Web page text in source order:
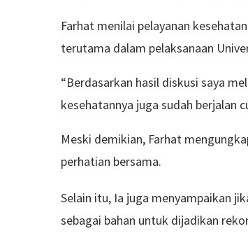
Farhat menilai pelayanan
terutama dalam pelaksanaan
“Berdasarkan hasil diskusi saya
kesehatannya juga sudah berjalan
Meski demikian, Farhat
perhatian bersama.
Selain itu, Ia juga menyampaikan
sebagai bahan untuk dijadikan